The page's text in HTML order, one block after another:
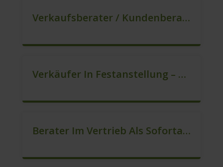
Verkaufsberater / Kundenberater, Auch Ohne Ausbildung Möglich (m/w/d)
Verkäufer In Festanstellung – Top Gehalt (m/w/d)
Berater Im Vertrieb Als Sofortanstellung (m/w/d)